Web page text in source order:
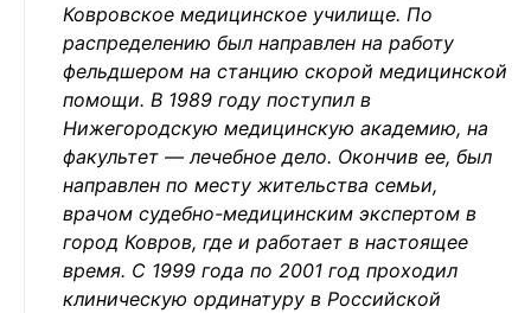
Ковровское медицинское училище. По
распределению был направлен на работу
фельдшером на станцию скорой медицинской
помощи. В 1989 году поступил в
Нижегородскую медицинскую академию, на
факультет — лечебное дело. Окончив ее, был
направлен по месту жительства семьи,
врачом судебно-медицинским экспертом в
город Ковров, где и работает в настоящее
время. С 1999 года по 2001 год проходил
клиническую ординатуру в Российской